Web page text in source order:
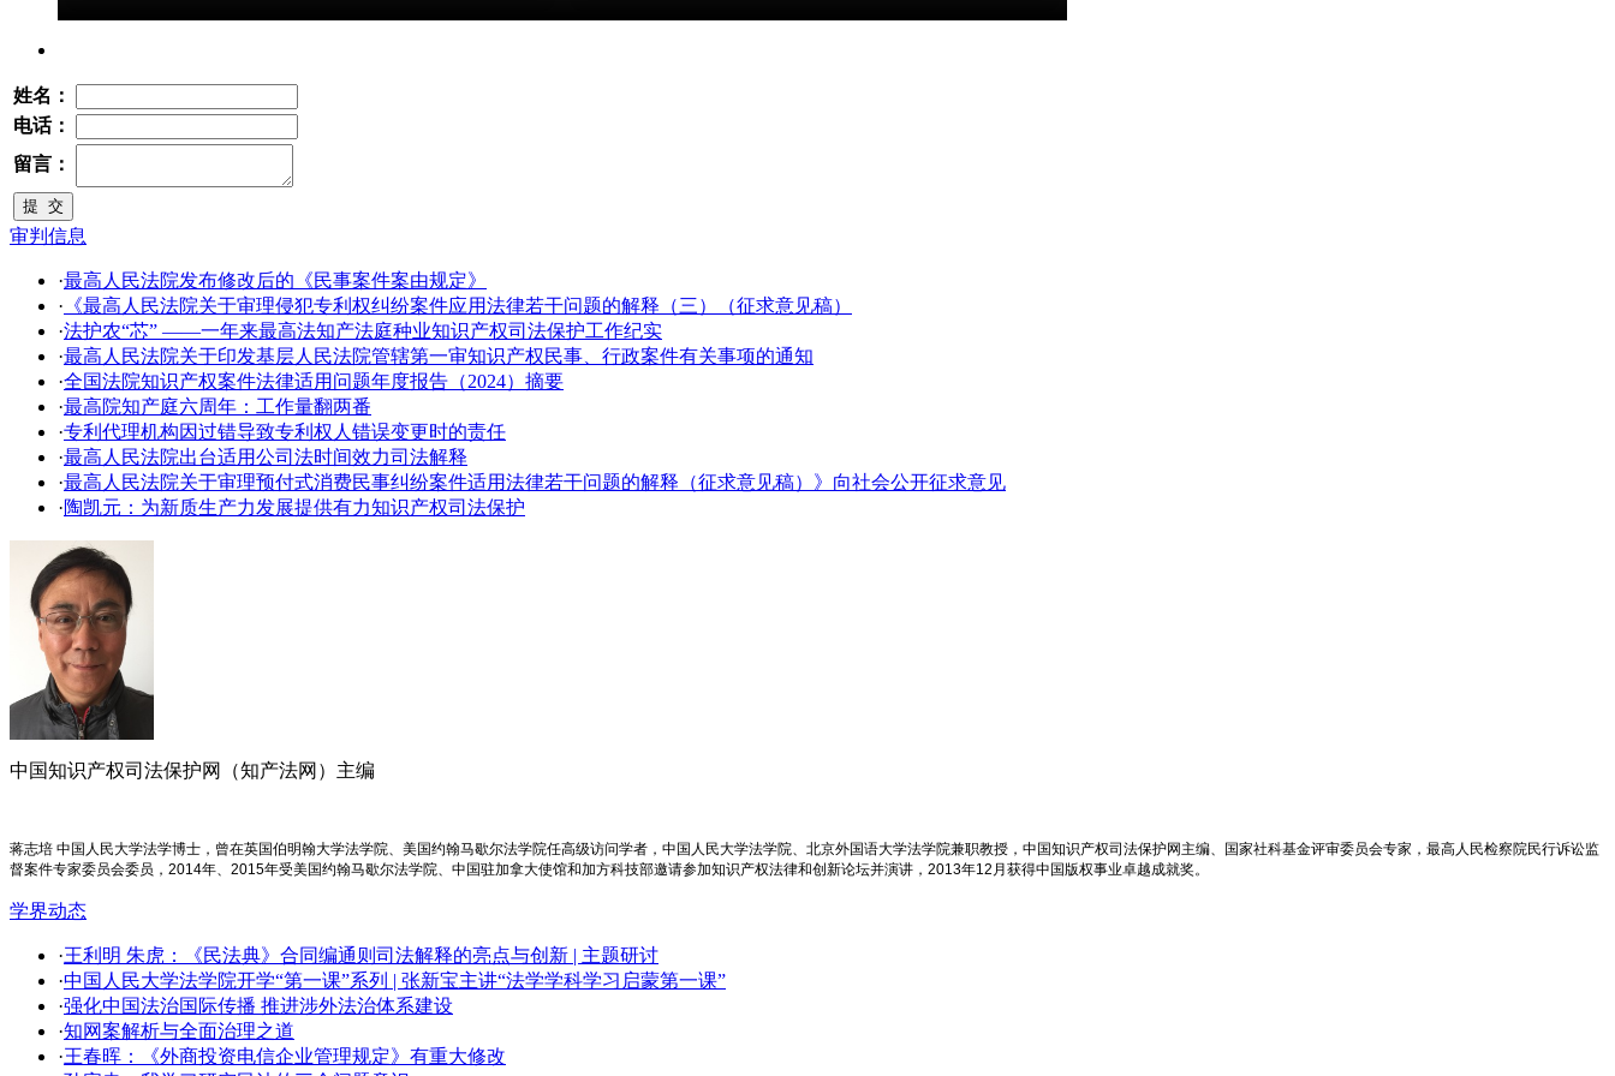
姓名：
电话：
留言：
审判信息
·最高人民法院发布修改后的《民事案件案由规定》
· 《最高人民法院关于审理侵犯专利权纠纷案件应用法律若干问题的解释（三）（征求意见稿）
·法护农“芯” ——一年来最高法知产法庭种业知识产权司法保护工作纪实
·​最高人民法院关于印发基层人民法院管辖第一审知识产权民事、行政案件有关事项的通知
·全国法院知识产权案件法律适用问题年度报告（2024）摘要
·最高院知产庭六周年：工作量翻两番
·专利代理机构因过错导致专利权人错误变更时的责任
·最高人民法院出台适用公司法时间效力司法解释
·最高人民法院关于审理预付式消费民事纠纷案件适用法律若干问题的解释（征求意见稿）》向社会公开征求意见
·陶凯元：为新质生产力发展提供有力知识产权司法保护
中国知识产权司法保护网（知产法网）主编
蒋志培 中国人民大学法学博士，曾在英国伯明翰大学法学院、美国约翰马歇尔法学院任高级访问学者，中国人民大学法学院、北京外国语大学法学院兼职教授，中国知识产权司法保护网主编、国家社科基金评审委员会专家，最高人民检察院民行诉讼监
督案件专家委员会委员，2014年、2015年受美国约翰马歇尔法学院、中国驻加拿大使馆和加方科技部邀请参加知识产权法律和创新论坛并演讲，2013年12月获得中国版权事业卓越成就奖。
学界动态
·王利明 朱虎：《民法典》合同编通则司法解释的亮点与创新 | 主题研讨
·中国人民大学法学院开学​“第一课”系列 | 张新宝主讲“法学学科学习启蒙第一课”
·强化中国法治国际传播 推进涉外法治体系建设
·知网案解析与全面治理之道
·王春晖：《外商投资电信企业管理规定》有重大修改